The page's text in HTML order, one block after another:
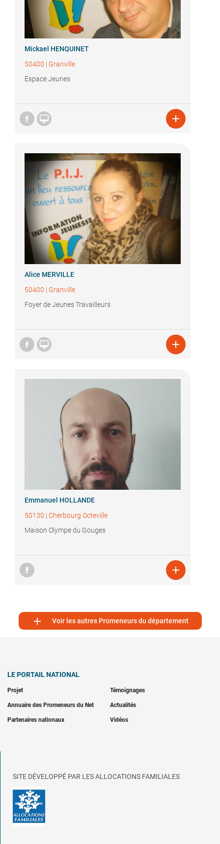
Mickael HENQUINET
50400 | Granville
Espace Jeunes
 
Alice MERVILLE
50400 | Granville
Foyer de Jeunes Travailleurs
 
Emmanuel HOLLANDE
50130 | Cherbourg Octeville
Maison Olympe du Gouges

 Voir les autres Promeneurs du département
LE PORTAIL NATIONAL
Projet Témoignages
Annuaire des Promeneurs du Net Actualités
Partenaires nationaux Vidéos
SITE DÉVELOPPÉ PAR LES ALLOCATIONS FAMILIALES